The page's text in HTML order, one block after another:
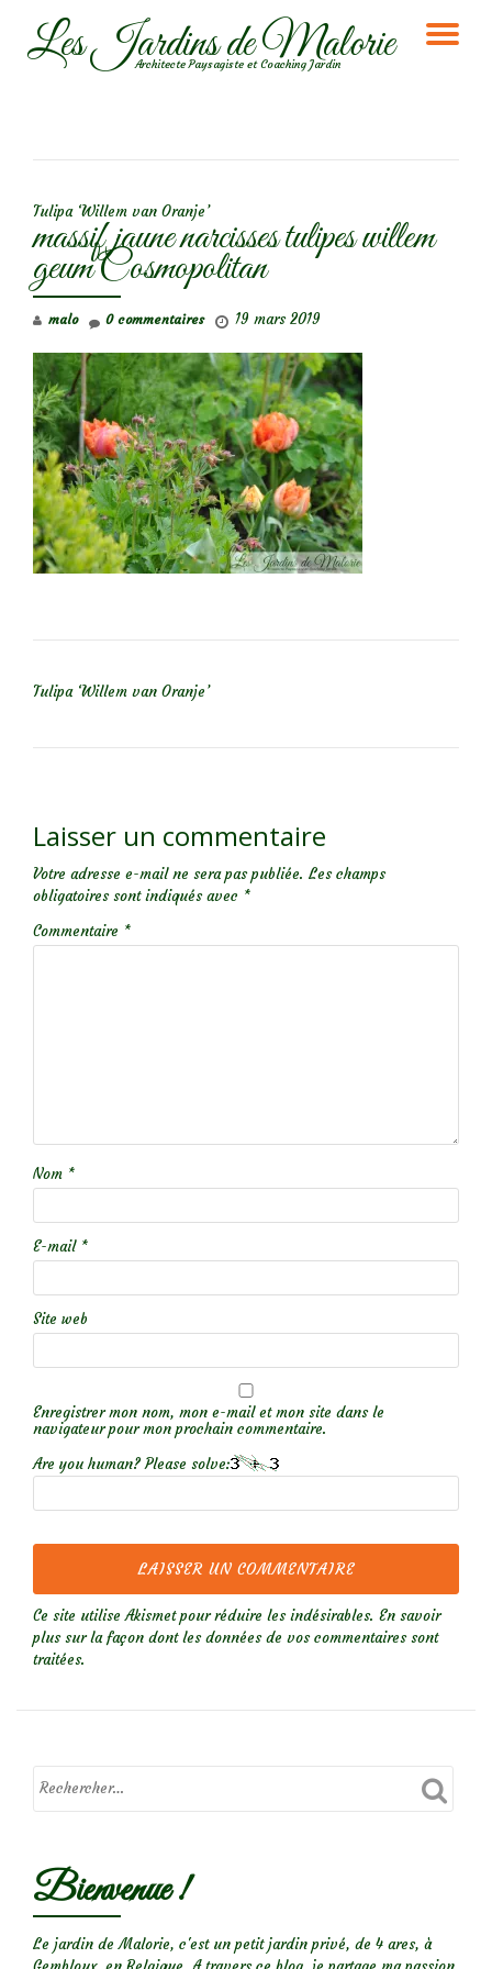
AllerLes Jardins de Malorie
Architecte Paysagiste et Coaching Jardin
Tulipa ‘Willem van Oranje’
massif jaune narcisses tulipes willem
geum Cosmopolitan
malo 19 mars 2019
0 commentaires
Tulipa ‘Willem van Oranje’
Laisser un commentaire
Votre adresse e-mail ne sera pas publiée. Les champs
obligatoires sont indiqués avec *
Commentaire *
Nom *
E-mail *
Site web
Enregistrer mon nom, mon e-mail et mon site dans le
navigateur pour mon prochain commentaire.
Are you human? Please solve:
Ce site utilise Akismet pour réduire les indésirables. En savoir
plus sur la façon dont les données de vos commentaires sont
traitées.
Bienvenue !
Le jardin de Malorie, c'est un petit jardin privé, de 4 ares, à